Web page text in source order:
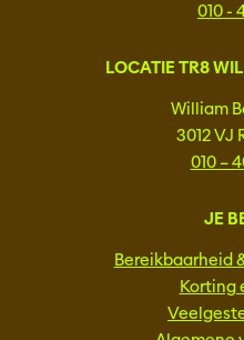
010 -
LOCATIE TR8
William
3012 VJ
010 –
JE
Bereikbaarheid
Korting